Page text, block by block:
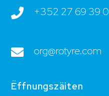
+352 27 69 39 0
org@rotyre.com
Ëffnungszäiten